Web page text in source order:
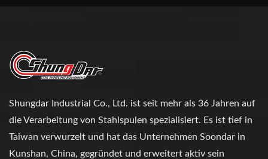
Shungdar Industrial Co., Ltd. ist seit mehr als 36 Jahren auf
die Verarbeitung von Stahlspulen spezialisiert. Es ist tief in
Taiwan verwurzelt und hat das Unternehmen Soondar in
Kunshan, China, gegründet und erweitert aktiv sein